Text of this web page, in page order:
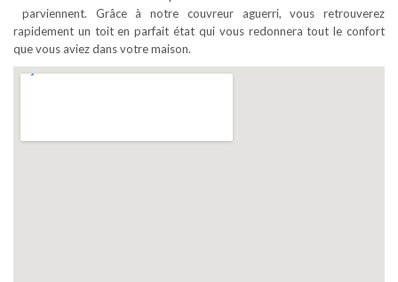
parviennent. Grâce à notre couvreur aguerri, vous retrouverez
rapidement un toit en parfait état qui vous redonnera tout le confort
que vous aviez dans votre maison.